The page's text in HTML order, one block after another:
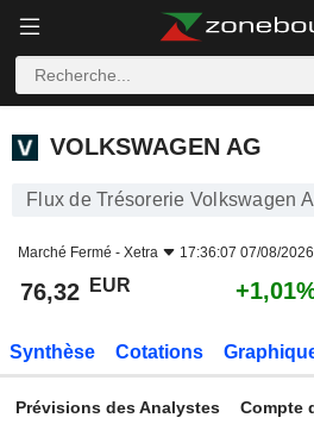
VOLKSWAGEN AG
VOLKSWAGEN AG
Flux de Trésorerie Volkswagen
Marché Fermé - Xetra 17:36:07 07/08/2026
76,32 EUR
Synthèse Cotations
Prévisions des Analystes Compte